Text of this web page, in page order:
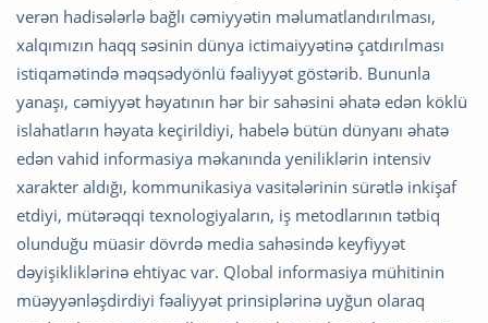
verən hadisələrlə bağlı cəmiyyətin məlumatlandırılması,
xalqımızın haqq səsinin dünya ictimaiyyətinə çatdırılması
istiqamətində məqsədyönlü fəaliyyət göstərib. Bununla
yanaşı, cəmiyyət həyatının hər bir sahəsini əhatə edən köklü
islahatların həyata keçirildiyi, habelə bütün dünyanı əhatə
edən vahid informasiya məkanında yeniliklərin intensiv
xarakter aldığı, kommunikasiya vasitələrinin sürətlə inkişaf
etdiyi, mütərəqqi texnologiyaların, iş metodlarının tətbiq
olunduğu müasir dövrdə media sahəsində keyfiyyət
dəyişikliklərinə ehtiyac var. Qlobal informasiya mühitinin
müəyyənləşdirdiyi fəaliyyət prinsiplərinə uyğun olaraq